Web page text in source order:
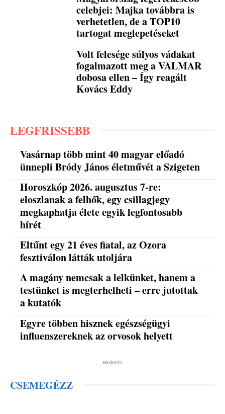
celebjei: Majka továbbra is
verhetetlen, de a TOP10
tartogat meglepetéseket
Volt felesége súlyos vádakat
fogalmazott meg a VALMAR
dobosa ellen – Így reagált
Kovács Eddy
LEGFRISSEBB
Vasárnap több mint 40 magyar előadó
ünnepli Bródy János életművét a Szigeten
Horoszkóp 2026. augusztus 7-re:
eloszlanak a felhők, egy csillagjegy
megkaphatja élete egyik legfontosabb
hírét
Eltűnt egy 21 éves fiatal, az Ozora
fesztiválon látták utoljára
A magány nemcsak a lelkünket, hanem a
testünket is megterhelheti – erre jutottak
a kutatók
Egyre többen hisznek egészségügyi
influenszereknek az orvosok helyett
Hirdetés
CSEMEGÉZZ